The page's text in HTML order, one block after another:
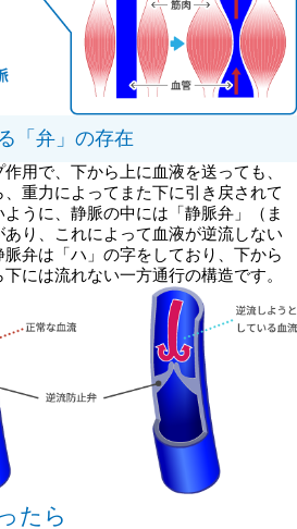
「弁」の存在
用で、下から上に血液を送っても、
重力によってまた下に引き戻されて
うに、静脈の中には「静脈弁」（ま
り、これによって血液が逆流しない
弁は「ハ」の字をしており、下から
には流れない一方通行の構造です。
たら